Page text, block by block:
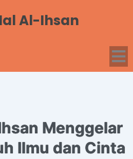
Al-Ihsan
Menggelar
Ilmu dan Cinta